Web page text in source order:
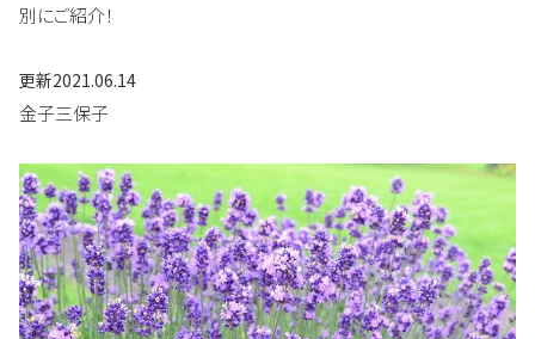
別にご紹介！
更新2021.06.14
金子三保子